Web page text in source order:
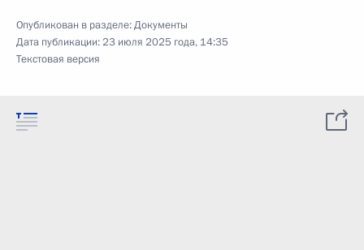
Опубликован в разделе:Документы
Дата публикации:23 июля 2025 года, 14:35
Текстовая версия